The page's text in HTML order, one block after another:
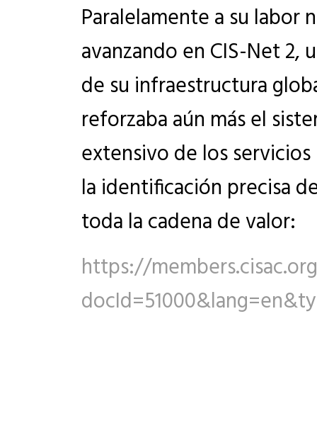
Paralelamente a su labor
avanzando en CIS-Net
de su infraestructura
reforzaba aún más el
extensivo de los
la identificación precisa
toda la cadena de valor:
https://